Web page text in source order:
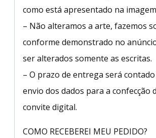
como está apresentado na
– Não alteramos a arte, fazemos
conforme demonstrado no
ser alterados somente as escritas.
– O prazo de entrega será
envio dos dados para a confecção
convite digital.
COMO RECEBEREI MEU PEDIDO?